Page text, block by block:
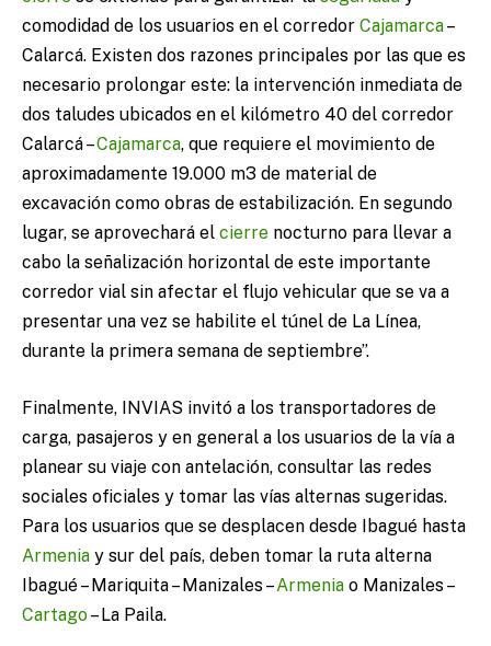
comodidad de los usuarios en el corredor Cajamarca–
Calarcá. Existen dos razones principales por las que es
necesario prolongar este: la intervención inmediata de
dos taludes ubicados en el kilómetro 40 del corredor
Calarcá –Cajamarca, que requiere el movimiento de
aproximadamente 19.000 m3 de material de
excavación como obras de estabilización. En segundo
lugar, se aprovechará el cierre nocturno para llevar a
cabo la señalización horizontal de este importante
corredor vial sin afectar el flujo vehicular que se va a
presentar una vez se habilite el túnel de La Línea,
durante la primera semana de septiembre”.
Finalmente, INVIAS invitó a los transportadores de
carga, pasajeros y en general a los usuarios de la vía a
planear su viaje con antelación, consultar las redes
sociales oficiales y tomar las vías alternas sugeridas.
Para los usuarios que se desplacen desde Ibagué hasta
Armenia y sur del país, deben tomar la ruta alterna
Ibagué – Mariquita – Manizales –Armenia o Manizales –
Cartago– La Paila.